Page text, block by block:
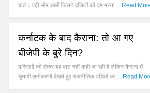
वाले। वही भीम आर्मी जिसने दलितों को दम भरना… Read
कर्नाटक के बाद कैराना: तो आ गए
बीजेपी के बुरे दिन?
परिणामों को लेकर यह बात नहीं कही जा रही है लेकिन कैराना में
चुनावी समीकरणों देखते हुए राजनीतिक पंडितों का… Read